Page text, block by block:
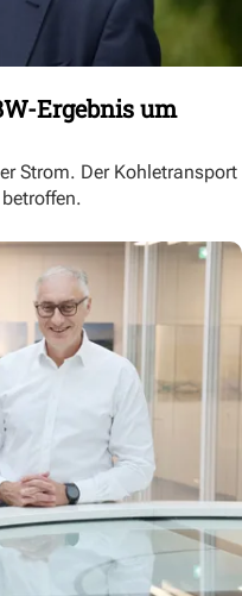
Ergebnis um
Strom. Der Kohletransport